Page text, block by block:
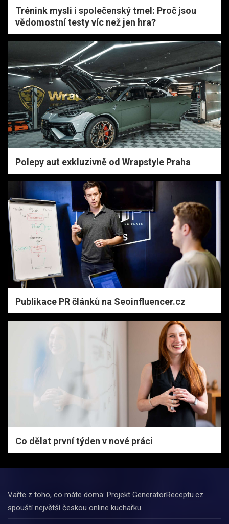
Trénink mysli i společenský tmel: Proč jsou
vědomostní testy víc než jen hra?
Polepy aut exkluzivně od Wrapstyle Praha
Publikace PR článků na Seoinfluencer.cz
Co dělat první týden v nové práci
Vařte z toho, co máte doma: Projekt GeneratorReceptu.cz
spouští největší českou online kuchařku